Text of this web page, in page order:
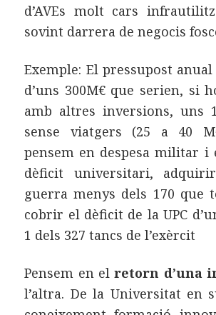
d’AVEs molt cars
sovint darrera de negocis
Exemple: El pressupost anual
d’uns 300M€ que serien, si
amb altres inversions, uns
sense viatgers (25 a 40
pensem en despesa militar
dèficit universitari,
guerra menys dels 170 que
cobrir el dèficit de la UPC
1 dels 327 tancs de l’exèrcit
Pensem en elretorn d’una
l’altra. De la Universitat en